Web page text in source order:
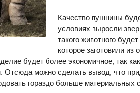
Качество пушнины
условиях выросли
такого животного
которое заготовили
будет более экономичное, так
Отсюда можно сделать вывод, что
гораздо больше материальных